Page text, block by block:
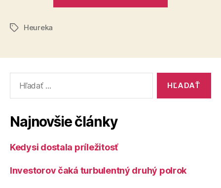
ZnačkyHeureka
Najnovšie články
Kedysi dostala príležitosť
Investorov čaká turbulentný druhý polrok